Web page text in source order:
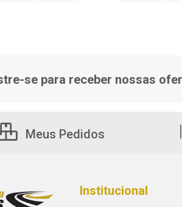
se para receber nossas
Meus Pedidos
Institucional